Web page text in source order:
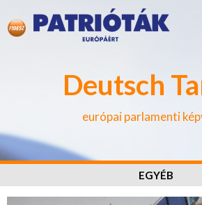
Deutsch
európai parlamenti
EGYÉB